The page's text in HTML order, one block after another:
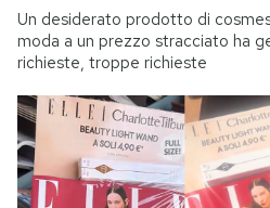
Un desiderato prodotto di
moda a un prezzo stracciato ha
richieste, troppe richieste